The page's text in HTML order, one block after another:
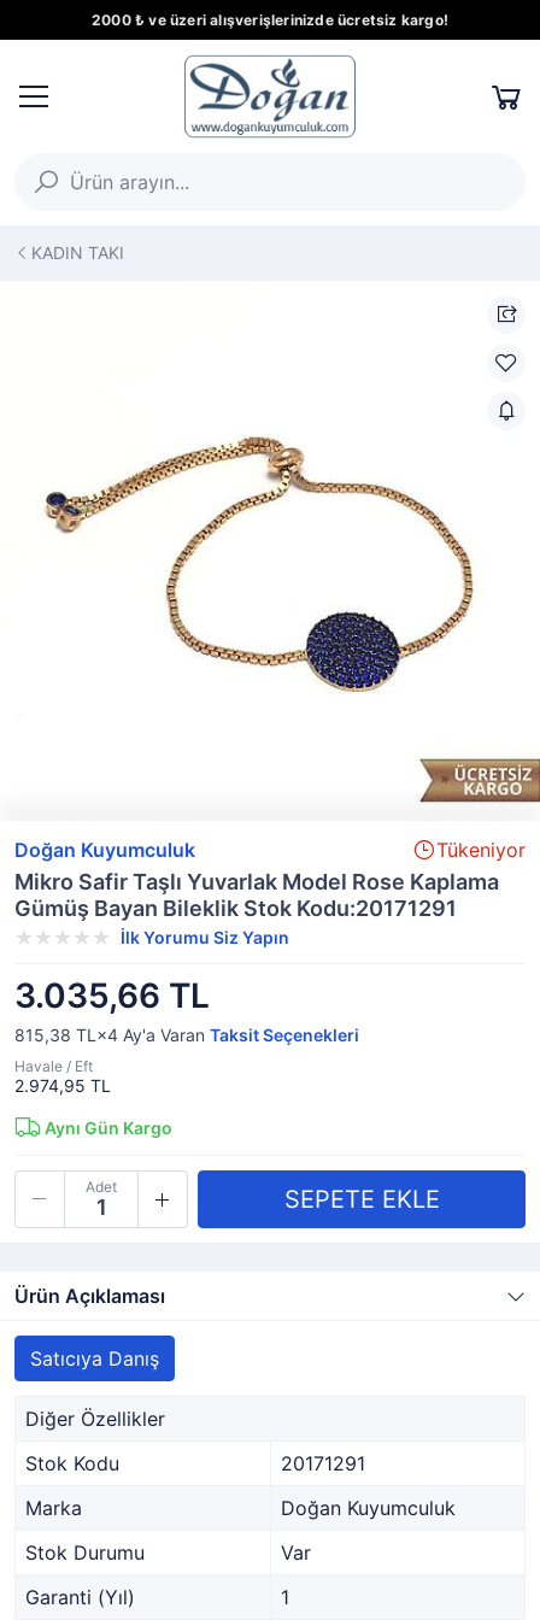
2000 ₺ ve üzeri alışverişlerinizde ücretsiz kargo!
KADIN TAKI
Doğan Kuyumculuk Tükeniyor
Mikro Safir Taşlı Yuvarlak Model Rose Kaplama
Gümüş Bayan Bileklik Stok Kodu:20171291
İlk Yorumu Siz Yapın
3.035,66 TL
815,38 TL×4 Ay'a Varan Taksit Seçenekleri
Havale / Eft
2.974,95 TL
Aynı Gün Kargo
Adet
Ürün Açıklaması
Satıcıya Danış
Diğer Özellikler
Stok Kodu
20171291
Marka
Doğan Kuyumculuk
Stok Durumu
Var
Garanti (Yıl)
1